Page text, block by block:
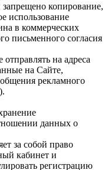
копирование,
использование
в коммерческих
письменного согласия
отправлять на адреса
на Сайте,
рекламного
данных о
за собой право
кабинет и
регистрацию